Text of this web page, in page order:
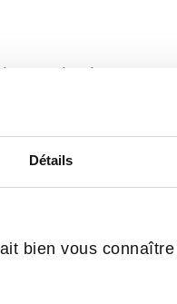
Détails
bien vous
elle a été
Morand un rapport
des
et la